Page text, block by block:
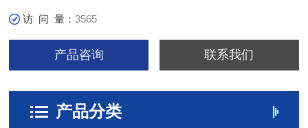
访 问 量：3565
产品咨询 联系我们
产品分类